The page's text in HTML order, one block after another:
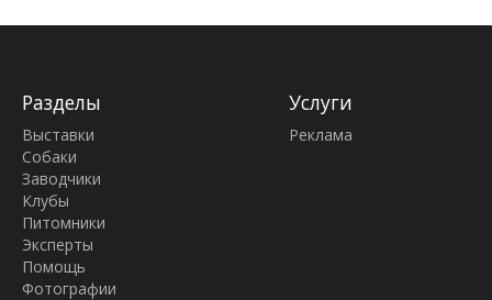
Разделы
Выставки
Собаки
Заводчики
Клубы
Питомники
Эксперты
Помощь
Фотографии
Услуги
Реклама